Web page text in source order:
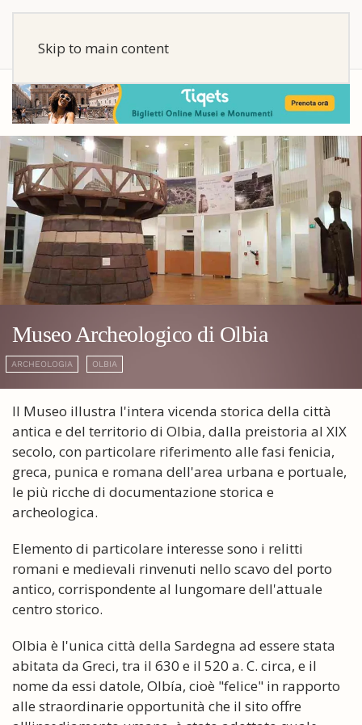
Skip to main content
Museo Archeologico di Olbia
ARCHEOLOGIA OLBIA
Il Museo illustra l'intera vicenda storica della città
antica e del territorio di Olbia, dalla preistoria al XIX
secolo, con particolare riferimento alle fasi fenicia,
greca, punica e romana dell'area urbana e portuale,
le più ricche di documentazione storica e
archeologica.
Elemento di particolare interesse sono i relitti
romani e medievali rinvenuti nello scavo del porto
antico, corrispondente al lungomare dell'attuale
centro storico.
Olbia è l'unica città della Sardegna ad essere stata
abitata da Greci, tra il 630 e il 520 a. C. circa, e il
nome da essi datole, Olbía, cioè "felice" in rapporto
alle straordinarie opportunità che il sito offre